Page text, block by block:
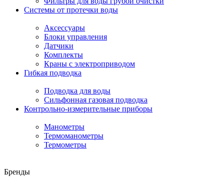
Системы от протечки воды
Аксессуары
Блоки управления
Датчики
Комплекты
Краны с электроприводом
Гибкая подводка
Подводка для воды
Сильфонная газовая подводка
Контрольно-измерительные приборы
Манометры
Термоманометры
Термометры
Бренды